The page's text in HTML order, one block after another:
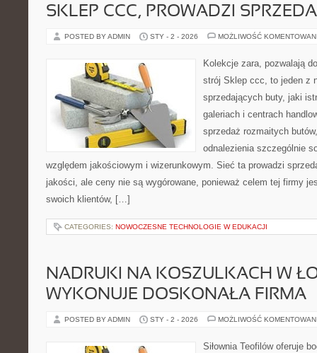
SKLEP CCC, PROWADZI
POSTED BY ADMIN STY - 2 - 2026 MOŻLIWOŚĆ
Kolekcje zara, pozwalają
strój Sklep ccc, to jeden z
sprzedających buty, jaki
galeriach i centrach
sprzedaż rozmaitych
odnalezienia szczególnie
względem jakościowym i wizerunkowym. Sieć ta prowadzi
jakości, ale ceny nie są wygórowane, ponieważ celem tej firmy
swoich klientów, […]
CATEGORIES: NOWOCZESNE TECHNOLOGIE W EDUKACJI
NADRUKI NA KOSZULKACH W
WYKONUJE DOSKONAŁA FIRMA
POSTED BY ADMIN STY - 2 - 2026 MOŻLIWOŚĆ
Siłownia Teofilów oferuje